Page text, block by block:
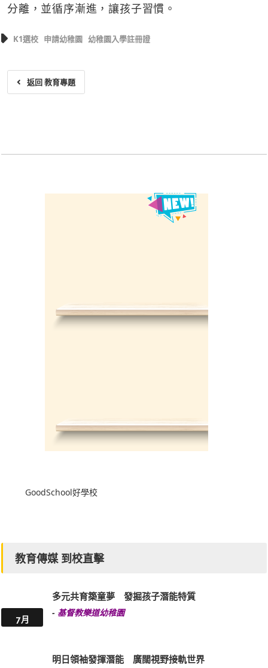
分離，並循序漸進，讓孩子習慣。
K1選校 申請幼稚園 幼稚園入學註冊證
返回 教育專題
GoodSchool好學校
教育傳媒 到校直擊
7月
多元共育築童夢 發掘孩子潛能特質
- 基督教樂道幼稚園
明日領袖發揮潛能 廣闊視野接軌世界